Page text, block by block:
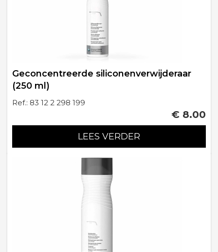
Geconcentreerde siliconenverwijderaar
(250 ml)
Ref.: 83 12 2 298 199
€ 8.00
LEES VERDER